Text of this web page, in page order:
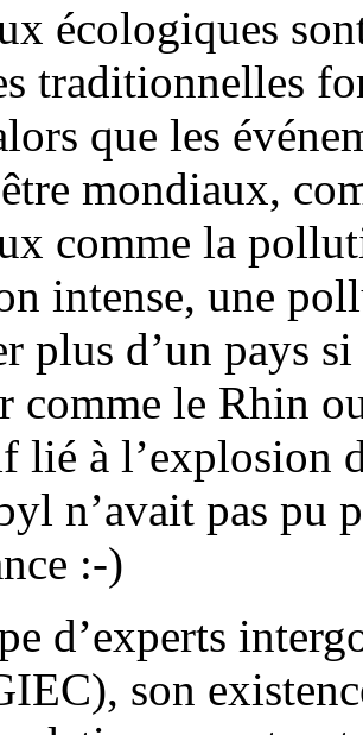
écologiques
traditionnelles
que les
mondiaux,
comme la
intense, une
plus d’un pays
comme le Rhin
lié à l’explosion
n’avait pas pu
:-)
d’experts
son